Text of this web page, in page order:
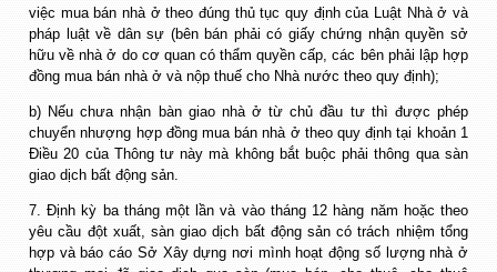
việc mua bán nhà ở theo đúng thủ tục quy định của Luật Nhà ở và
pháp luật về dân sự (bên bán phải có giấy chứng nhận quyền sở
hữu về nhà ở do cơ quan có thẩm quyền cấp, các bên phải lập hợp
đồng mua bán nhà ở và nộp thuế cho Nhà nước theo quy định);
b) Nếu chưa nhận bàn giao nhà ở từ chủ đầu tư thì được phép
chuyển nhượng hợp đồng mua bán nhà ở theo quy định tại khoản 1
Điều 20 của Thông tư này mà không bắt buộc phải thông qua sàn
giao dịch bất động sản.
7. Định kỳ ba tháng một lần và vào tháng 12 hàng năm hoặc theo
yêu cầu đột xuất, sàn giao dịch bất động sản có trách nhiệm tổng
hợp và báo cáo Sở Xây dựng nơi mình hoạt động số lượng nhà ở